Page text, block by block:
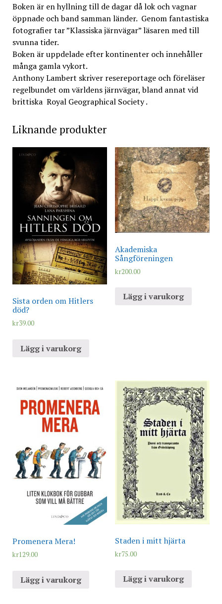
Boken är en hyllning till de dagar då lok och vagnar
öppnade och band samman länder. Genom fantastiska
fotografier tar ”Klassiska järnvägar” läsaren med till
svunna tider.
Boken är uppdelade efter kontinenter och innehåller
många gamla vykort.
Anthony Lambert skriver resereportage och föreläser
regelbundet om världens järnvägar, bland annat vid
brittiska Royal Geographical Society .
Liknande produkter
Sista orden om Hitlers
död?
kr39.00
Lägg i varukorg
Akademiska
Sångföreningen
kr200.00
Lägg i varukorg
Promenera Mera!
kr129.00
Lägg i varukorg
Staden i mitt hjärta
kr75.00
Lägg i varukorg